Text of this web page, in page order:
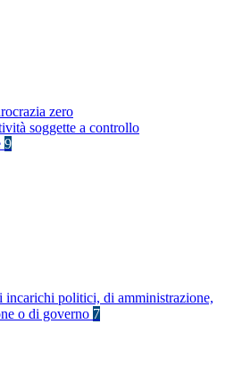
zero
soggette a controllo
9
incarichi politici, di amministrazione,
o di governo 7